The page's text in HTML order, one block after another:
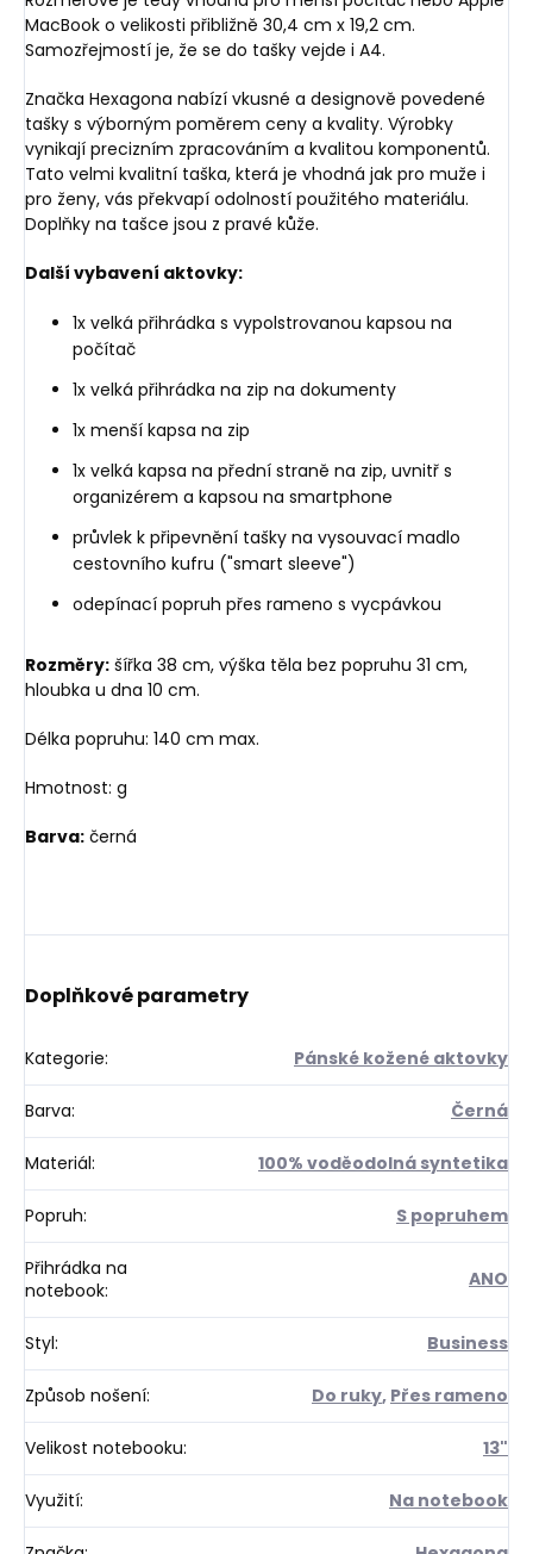
MacBook o velikosti přibližně 30,4 cm x 19,2 cm.
Samozřejmostí je, že se do tašky vejde i A4.
Značka Hexagona nabízí vkusné a designově povedené
tašky s výborným poměrem ceny a kvality. Výrobky
vynikají precizním zpracováním a kvalitou komponentů.
Tato velmi kvalitní taška, která je vhodná jak pro muže i
pro ženy, vás překvapí odolností použitého materiálu.
Doplňky na tašce jsou z pravé kůže.
Další vybavení aktovky:
1x velká přihrádka s vypolstrovanou kapsou na
počítač
1x velká přihrádka na zip na dokumenty
1x menší kapsa na zip
1x velká kapsa na přední straně na zip, uvnitř s
organizérem a kapsou na smartphone
průvlek k připevnění tašky na vysouvací madlo
cestovního kufru ("smart sleeve")
odepínací popruh přes rameno s vycpávkou
Rozměry: šířka 38 cm, výška těla bez popruhu 31 cm,
hloubka u dna 10 cm.
Délka popruhu: 140 cm max.
Hmotnost: g
Barva: černá
Doplňkové parametry
Kategorie: Pánské kožené aktovky
Barva: Černá
Materiál: 100% voděodolná syntetika
Popruh: S popruhem
Přihrádka na
notebook: ANO
Styl: Business
Způsob nošení: Do ruky, Přes rameno
Velikost notebooku: 13"
Využití: Na notebook